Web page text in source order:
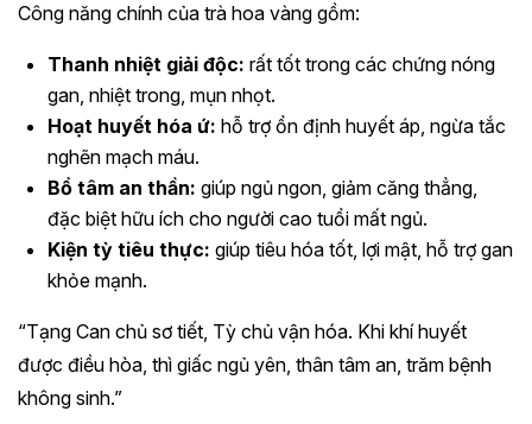
Công năng chính của trà hoa vàng gồm:
Thanh nhiệt giải độc: rất tốt trong các chứng nóng
gan, nhiệt trong, mụn nhọt.
Hoạt huyết hóa ứ: hỗ trợ ổn định huyết áp, ngừa tắc
nghẽn mạch máu.
Bổ tâm an thần: giúp ngủ ngon, giảm căng thẳng,
đặc biệt hữu ích cho người cao tuổi mất ngủ.
Kiện tỳ tiêu thực: giúp tiêu hóa tốt, lợi mật, hỗ trợ gan
khỏe mạnh.
“Tạng Can chủ sơ tiết, Tỳ chủ vận hóa. Khi khí huyết
được điều hòa, thì giấc ngủ yên, thân tâm an, trăm bệnh
không sinh.”